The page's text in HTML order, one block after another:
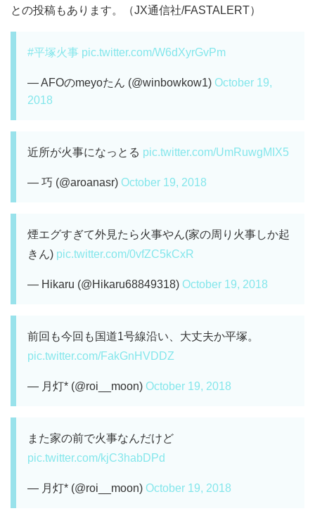
との投稿もあります。（JX通信社/FASTALERT）
#平塚火事 pic.twitter.com/W6dXyrGvPm
— AFOのmeyoたん (@winbowkow1) October 19,
2018
近所が火事になっとる pic.twitter.com/UmRuwgMIX5
— 巧 (@aroanasr) October 19, 2018
煙エグすぎて外見たら火事やん(家の周り火事しか起
きん) pic.twitter.com/0vfZC5kCxR
— Hikaru (@Hikaru68849318) October 19, 2018
前回も今回も国道1号線沿い、大丈夫か平塚。
pic.twitter.com/FakGnHVDDZ
— 月灯* (@roi__moon) October 19, 2018
また家の前で火事なんだけど
pic.twitter.com/kjC3habDPd
— 月灯* (@roi__moon) October 19, 2018